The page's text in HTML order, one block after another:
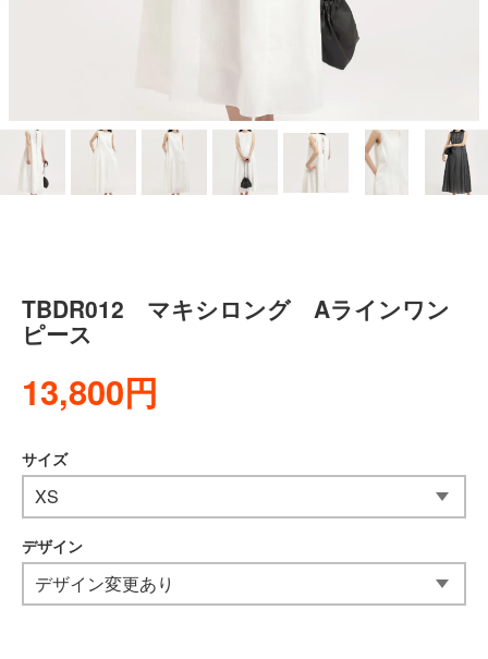
TBDR012 マキシロング Aラインワン
ピース
13,800円
サイズ
デザイン